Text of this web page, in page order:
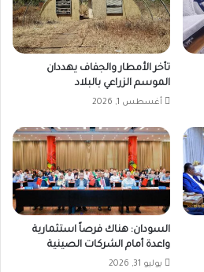
تأخر الأمطار والجفاف يهددان
الموسم الزراعي بالبلاد
أغسطس 1, 2026
السودان: هناك فرصاً استثمارية
واعدة أمام الشركات الصينية
يوليو 31, 2026